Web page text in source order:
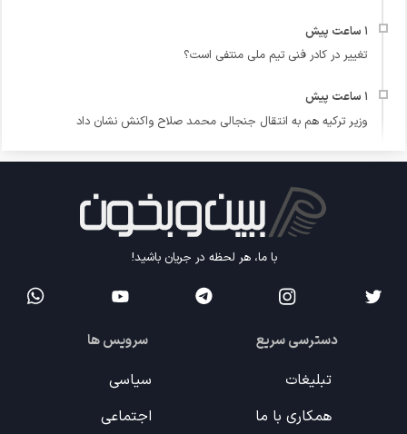
تغییر در کادر فنی تیم ملی منتفی است؟
وزیر ترکیه هم به انتقال جنجالی محمد صلاح واکنش نشان داد
با ما، هر لحظه در جریان باشید!
دسترسی سریع
تبلیغات
همکاری با ما
سرویس ها
سیاسی
اجتماعی